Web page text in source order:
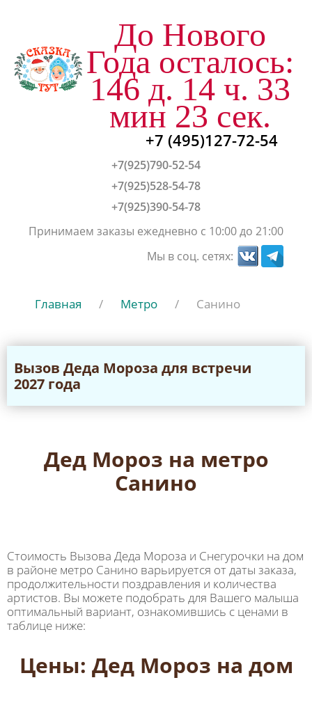
До Нового
Года осталось:
146 д. 14 ч. 33
мин 22 сек.
+7 (495)127-72-54
+7(925)790-52-54
+7(925)528-54-78
+7(925)390-54-78
Принимаем заказы ежедневно с 10:00 до 21:00
Мы в соц. сетях:
Главная / Метро / Санино
Вызов Дeда Мороза для встречи
2027 года
Дед Мороз на метро
Санино
Стоимость Вызова Деда Мороза и Снегурочки на дом
в районе метро Санино варьируется от даты заказа,
продолжительности поздравления и количества
артистов. Вы можете подобрать для Вашего малыша
оптимальный вариант, ознакомившись с ценами в
таблице ниже:
Цены: Дед Мороз на дом